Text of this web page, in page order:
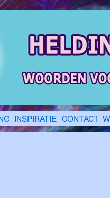
INSPIRATIE CONTACT